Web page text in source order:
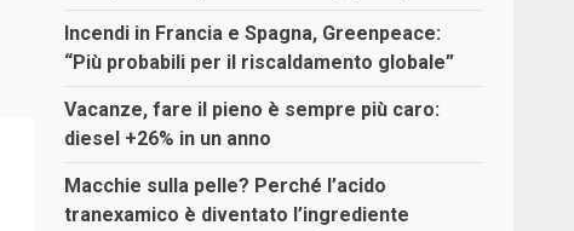
Incendi in Francia e Spagna, Greenpeace:
“Più probabili per il riscaldamento globale”
Vacanze, fare il pieno è sempre più caro:
diesel +26% in un anno
Macchie sulla pelle? Perché l’acido
tranexamico è diventato l’ingrediente